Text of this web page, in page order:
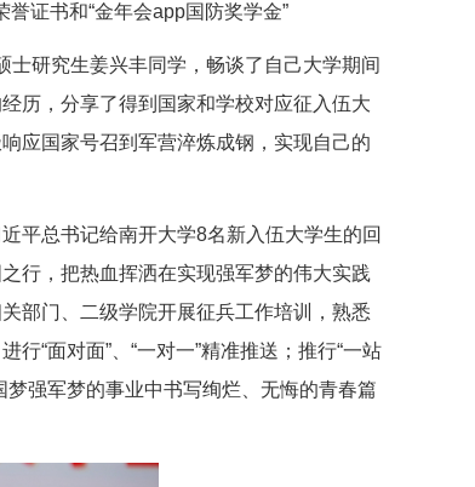
证书和“金年会app国防奖学金”
生姜兴丰同学，畅谈了自己大学期间
经历，分享了得到国家和学校对应征入伍大
应国家号召到军营淬炼成钢，实现自己的
记给南开大学8名新入伍大学生的回
行，把热血挥洒在实现强军梦的伟大实践
部门、二级学院开展征兵工作培训，熟悉
“面对面”、“一对一”精准推送；推行“一站
强军梦的事业中书写绚烂、无悔的青春篇